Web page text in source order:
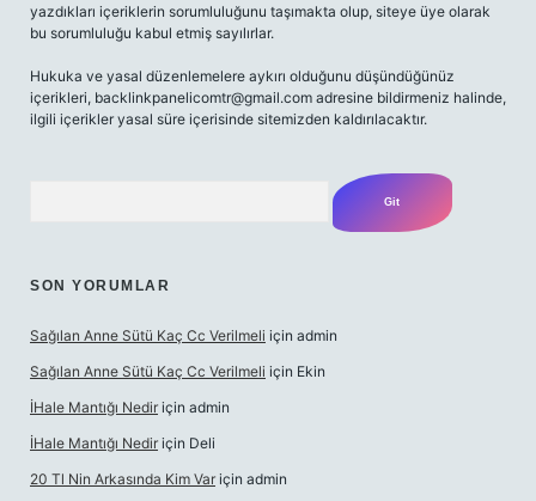
yazdıkları içeriklerin sorumluluğunu taşımakta olup, siteye üye olarak
bu sorumluluğu kabul etmiş sayılırlar.
Hukuka ve yasal düzenlemelere aykırı olduğunu düşündüğünüz
içerikleri, backlinkpanelicomtr@gmail.com adresine bildirmeniz halinde,
ilgili içerikler yasal süre içerisinde sitemizden kaldırılacaktır.
SON YORUMLAR
Sağılan Anne Sütü Kaç Cc Verilmeli için admin
Sağılan Anne Sütü Kaç Cc Verilmeli için Ekin
İHale Mantığı Nedir için admin
İHale Mantığı Nedir için Deli
20 Tl Nin Arkasında Kim Var için admin